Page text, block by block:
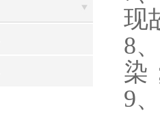
现
8
染
9